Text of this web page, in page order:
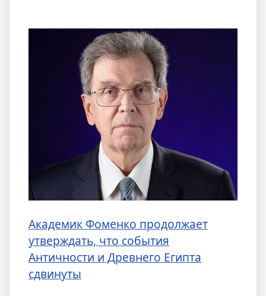
Академик Фоменко продолжает
утверждать, что события
Античности и Древнего Египта
сдвинуты